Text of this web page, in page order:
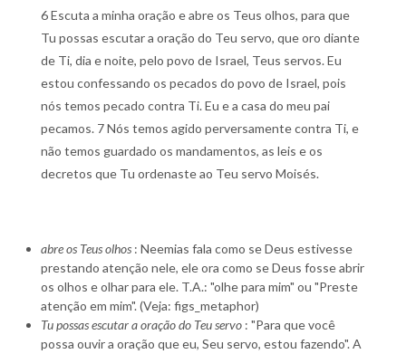
6 Escuta a minha oração e abre os Teus olhos, para que
Tu possas escutar a oração do Teu servo, que oro diante
de Ti, dia e noite, pelo povo de Israel, Teus servos. Eu
estou confessando os pecados do povo de Israel, pois
nós temos pecado contra Ti. Eu e a casa do meu pai
pecamos. 7 Nós temos agido perversamente contra Ti, e
não temos guardado os mandamentos, as leis e os
decretos que Tu ordenaste ao Teu servo Moisés.
abre os Teus olhos : Neemias fala como se Deus estivesse
prestando atenção nele, ele ora como se Deus fosse abrir
os olhos e olhar para ele. T.A.: "olhe para mim" ou "Preste
atenção em mim". (Veja: figs_metaphor)
Tu possas escutar a oração do Teu servo : "Para que você
possa ouvir a oração que eu, Seu servo, estou fazendo". A